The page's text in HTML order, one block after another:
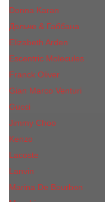
Donna Karan
Дольче & Габбана
Elizabeth Arden
Escentric Molecules
Franck Oliver
Gian Marco Venturi
Gucci
Jimmy Choo
Kenzo
Lacoste
Lanvin
Marina De Bourbon